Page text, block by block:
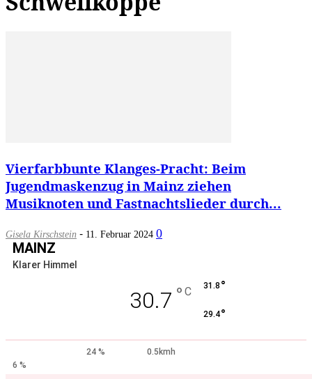
Vierfarbbunte Klanges-Pracht: Beim
Jugendmaskenzug in Mainz ziehen
Musiknoten und Fastnachtslieder durch...
Gisela Kirschstein - 11. Februar 2024 0
MAINZ
Klarer Himmel
30.7 ° C 31.8 °
29.4°
24 %
0.5kmh
6 %